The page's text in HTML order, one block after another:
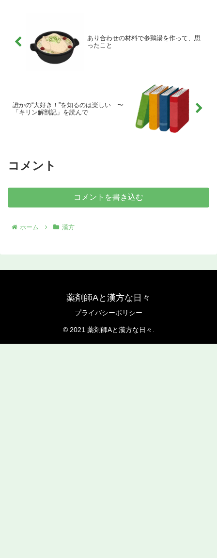
あり合わせの材料で参鶏湯を作って、思
ったこと
誰かの“大好き！”を知るのは楽しい 〜
「キリン解剖記」を読んで
コメント
コメントを書き込む
ホーム 漢方
薬剤師Aと漢方な日々
プライバシーポリシー
© 2021 薬剤師Aと漢方な日々.